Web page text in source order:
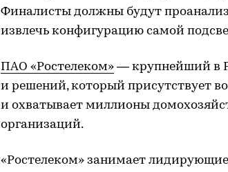
Финалисты должны будут
извлечь конфигурацию самой
ПАО «Ростелеком» — крупнейший в
и решений, который присутствует
и охватывает миллионы
организаций.
«Ростелеком» занимает